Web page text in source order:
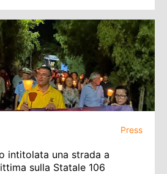
Press
intitolata una strada a
sulla Statale 106